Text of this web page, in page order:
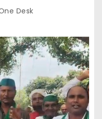
Desk